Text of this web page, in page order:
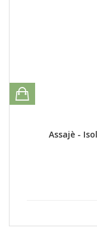
Assajè -